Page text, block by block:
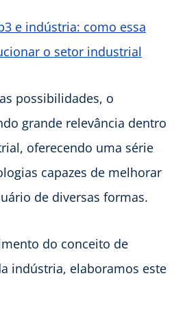
e indústria: como essa
o setor industrial
possibilidades, o
grande relevância dentro
oferecendo uma série
capazes de melhorar
de diversas formas.
do conceito de
indústria, elaboramos este